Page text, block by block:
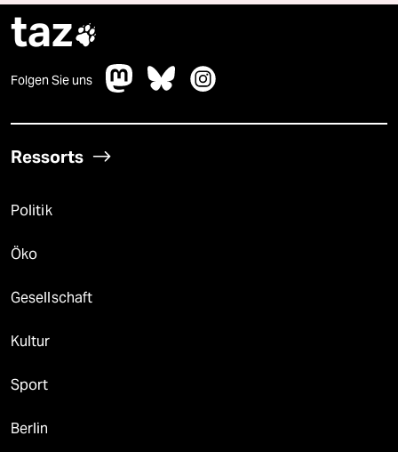
taz
Folgen Sie uns
Ressorts
Politik
Öko
Gesellschaft
Kultur
Sport
Berlin